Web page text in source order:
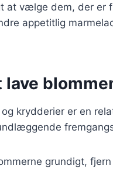
at vælge dem, der er
appetitlig
krydderier er en
grundigt,